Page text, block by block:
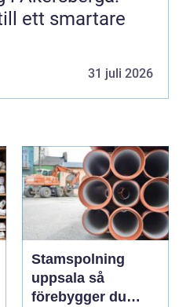
ett smartare
31 juli 2026
Stamspolning
uppsala så
förebygger du